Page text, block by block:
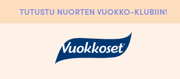
TUTUSTU NUORTEN VUOKKO-KLUBIIN!